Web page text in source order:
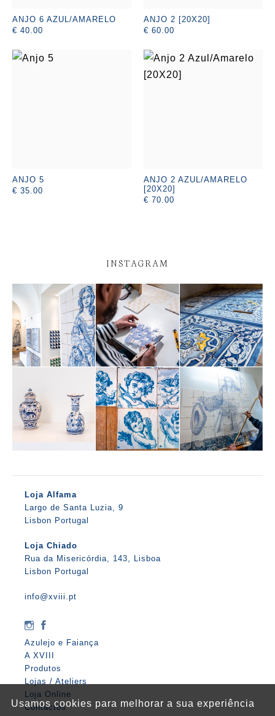
ANJO 6 AZUL/AMARELO
€ 40.00
ANJO 2 [20X20]
€ 60.00
ANJO 5
€ 35.00
ANJO 2 AZUL/AMARELO
[20X20]
€ 70.00
INSTAGRAM
Loja Alfama
Largo de Santa Luzia, 9
Lisbon Portugal
Loja Chiado
Rua da Misericórdia, 143, Lisboa
Lisbon Portugal
info@xviii.pt
Azulejo e Faiança
A XVIII
Produtos
Lojas / Ateliers
Loja Online
Contactos
Usamos cookies para melhorar a sua experiência